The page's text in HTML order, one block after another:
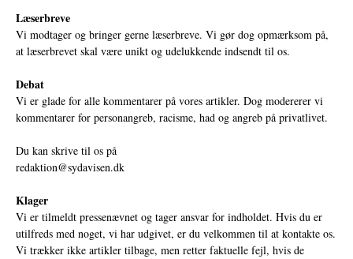
Læserbreve
Vi modtager og bringer gerne læserbreve. Vi gør dog opmærksom på,
at læserbrevet skal være unikt og udelukkende indsendt til os.
Debat
Vi er glade for alle kommentarer på vores artikler. Dog modererer vi
kommentarer for personangreb, racisme, had og angreb på privatlivet.
Du kan skrive til os på
redaktion@sydavisen.dk
Klager
Vi er tilmeldt pressenævnet og tager ansvar for indholdet. Hvis du er
utilfreds med noget, vi har udgivet, er du velkommen til at kontakte os.
Vi trækker ikke artikler tilbage, men retter faktuelle fejl, hvis de